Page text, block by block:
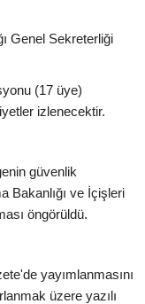
Genel Sekreterliği
(17 üye)
izlenecektir.
güvenlik
Bakanlığı ve İçişleri
öngörüldü.
yayımlanmasını
üzere yazılı